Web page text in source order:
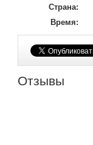
Страна:
Время:
Отзывы